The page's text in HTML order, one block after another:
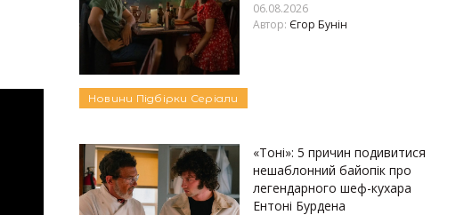
06.08.2026
Автор: Єгор Бунін
Новини Підбірки Серіали
«Тоні»: 5 причин подивитися
нешаблонний байопік про
легендарного шеф-кухара
Ентоні Бурдена